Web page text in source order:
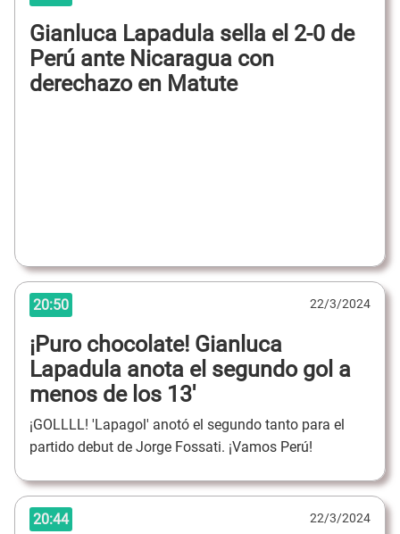
Gianluca Lapadula sella el 2-0 de
Perú ante Nicaragua con
derechazo en Matute
20:50 22/3/2024
¡Puro chocolate! Gianluca
Lapadula anota el segundo gol a
menos de los 13'
¡GOLLLL! 'Lapagol' anotó el segundo tanto para el
partido debut de Jorge Fossati. ¡Vamos Perú!
20:44 22/3/2024